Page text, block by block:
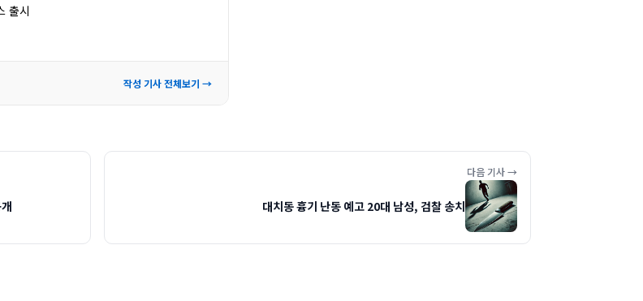
출시
작성 기사 전체보기 →
다음 기사 →
대치동 흉기 난동 예고 20대 남성, 검찰 송치